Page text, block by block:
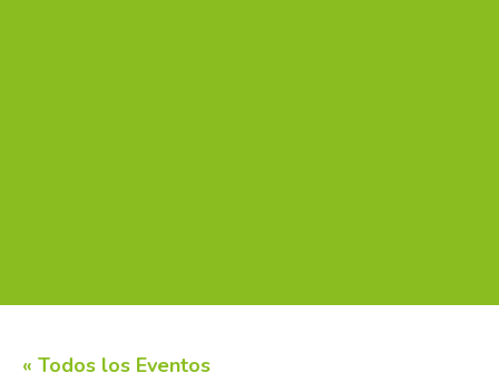
« Todos los Eventos